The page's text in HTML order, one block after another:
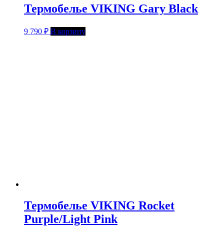
Термобелье VIKING Gary Black
9 790 ₽ В корзину
Термобелье VIKING Rocket
Purple/Light Pink